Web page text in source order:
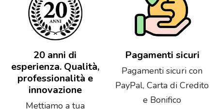
20 anni di
esperienza. Qualità,
professionalità e
innovazione
Mettiamo a tua
Pagamenti sicuri
Pagamenti sicuri con
PayPal, Carta di Credito
e Bonifico